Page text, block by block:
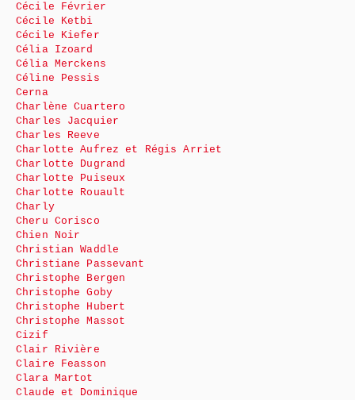
Cécile Février
Cécile Ketbi
Cécile Kiefer
Célia Izoard
Célia Merckens
Céline Pessis
Cerna
Charlène Cuartero
Charles Jacquier
Charles Reeve
Charlotte Aufrez et Régis Arriet
Charlotte Dugrand
Charlotte Puiseux
Charlotte Rouault
Charly
Cheru Corisco
Chien Noir
Christian Waddle
Christiane Passevant
Christophe Bergen
Christophe Goby
Christophe Hubert
Christophe Massot
Cizif
Clair Rivière
Claire Feasson
Clara Martot
Claude et Dominique